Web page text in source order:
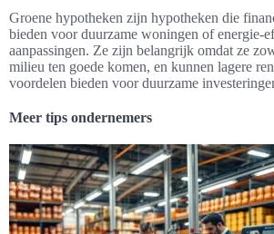
Groene hypotheken zijn hypotheken die
bieden voor duurzame woningen of energie-
aanpassingen. Ze zijn belangrijk omdat ze
milieu ten goede komen, en kunnen lagere
voordelen bieden voor duurzame
Meer tips ondernemers